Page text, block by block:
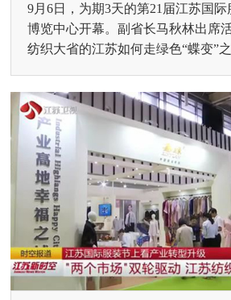
9月6日，为期3天的第21届江苏国
博览中心开幕。副省长马秋林出席
纺织大省的江苏如何走绿色“蝶变”
全自动供...